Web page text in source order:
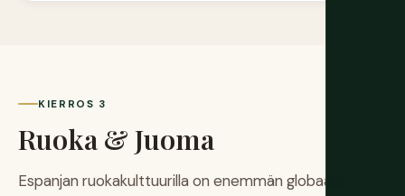
KIERROS 3
Ruoka & Juoma
Espanjan ruokakulttuurilla on enemmän globaalia